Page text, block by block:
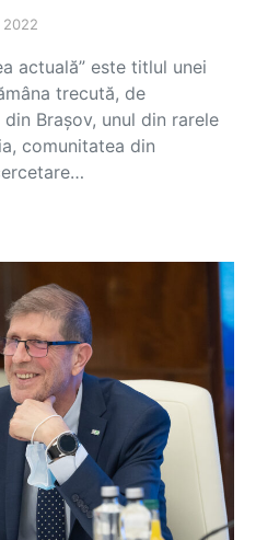
2022
actuală” este titlul unei
trecută, de
Brașov, unul din rarele
comunitatea din